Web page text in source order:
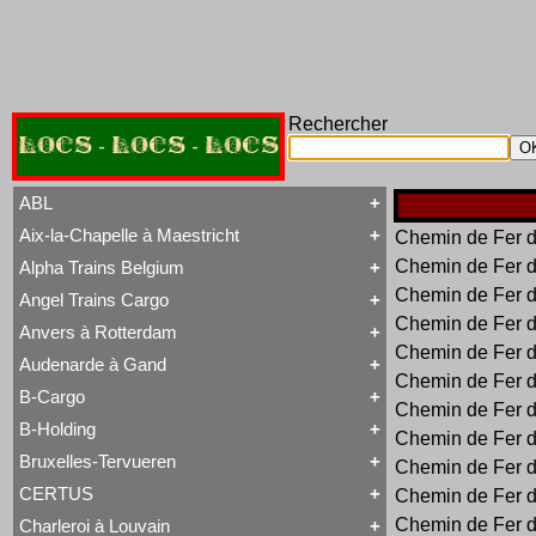
LOCS - LOCS - LOCS
Rechercher
ABL
Tout ABL
Baldwin
Brigadelok
Hors Type Voyageurs
Locotracteur
Rail-Route
Type 28
Type 93
Type 28
Type 29
WR 360 C14 K
Aix-la-Chapelle à Maestricht
Tout Aix-la-Chapelle à Maestricht
13 à 15
16
20 à 22
31 à 37
81 à 84
Alpha Trains Belgium
Tout Alpha Trains Belgium
G2000-3
TRAXX F140 MS
Angel Trains Cargo
Tout Angel Trains Cargo
G2000-3
TRAXX F140 MS
Anvers à Rotterdam
Tout Anvers à Rotterdam
1 à 6
7 à 9
11 à 14
19 à 21
Hors Type
Audenarde à Gand
Tout Audenarde à Gand
Hainaut-et-Flandres
B-Cargo
Tout B-Cargo
Série 12
Série 13
Série 23
II
Série 29 II
B-Holding
Tout B-Holding
Série 00 tranche 1963
Bruxelles-Tervueren
Tout Bruxelles-Tervueren
Marchandises
CERTUS
Charleroi à Louvain
Chemin de Fer
Chemin de Fer
Chemin de Fer
Chemin de Fer
Chemin de Fer
Chemin de Fer
Chemin de Fer
Chemin de Fer
Chemin de Fer
Chemin de Fer
Chemin de Fer